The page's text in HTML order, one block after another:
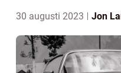
30 augusti 2023 Jon